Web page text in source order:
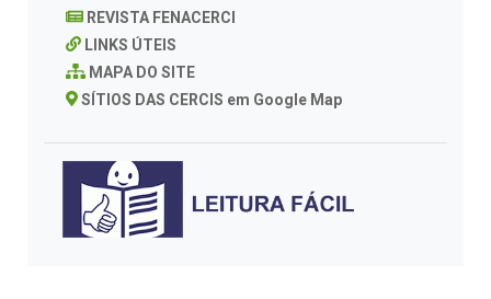
REVISTA FENACERCI
LINKS ÚTEIS
MAPA DO SITE
SÍTIOS DAS CERCIS em Google Map